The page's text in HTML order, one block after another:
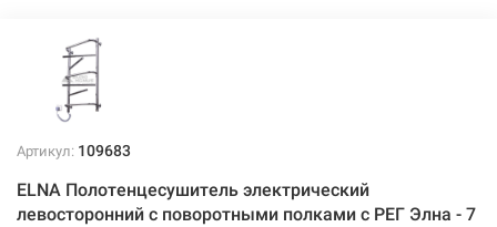
Артикул: 109683
ELNA Полотенцесушитель электрический
левосторонний с поворотными полками с РЕГ Элна - 7